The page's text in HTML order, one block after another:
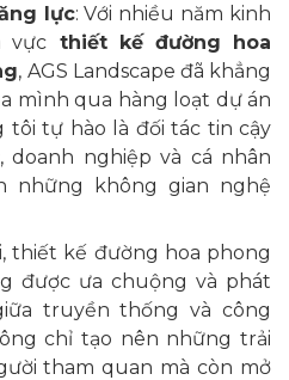
lực: Với nhiều năm kinh
vực thiết kế đường hoa
, AGS Landscape đã khẳng
mình qua hàng loạt dự án
tôi tự hào là đối tác tin cậy
doanh nghiệp và cá nhân
những không gian nghệ
thiết kế đường hoa phong
được ưa chuộng và phát
truyền thống và công
chỉ tạo nên những trải
tham quan mà còn mở